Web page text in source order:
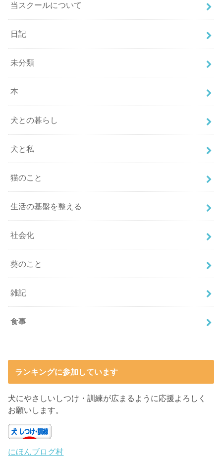
当スクールについて
日記
未分類
本
犬との暮らし
犬と私
猫のこと
生活の基盤を整える
社会化
葵のこと
雑記
食事
ランキングに参加しています
犬にやさしいしつけ・訓練が広まるように応援よろしく
お願いします。
にほんブログ村